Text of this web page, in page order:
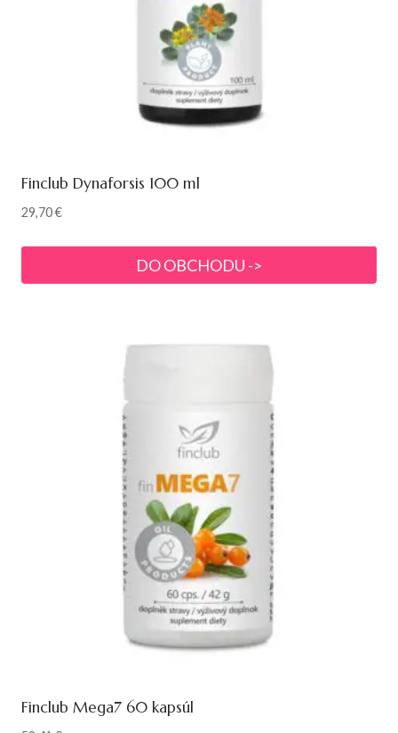
Finclub Dynaforsis 100 ml
29,70€
DO OBCHODU ->
Finclub Mega7 60 kapsúl